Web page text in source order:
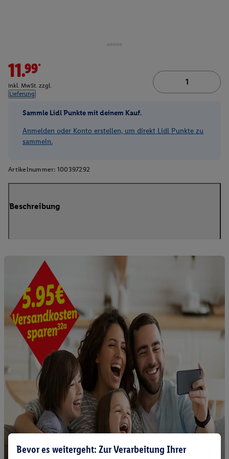
11.99*
inkl. MwSt. zzgl.
Lieferung
Sammle Lidl Punkte mit deinem Kauf.
Anmelden oder Konto erstellen, um direkt Lidl Punkte zu
sammeln.
Artikelnummer: 100397292
Beschreibung
Bevor es weitergeht: Zur Verarbeitung Ihrer